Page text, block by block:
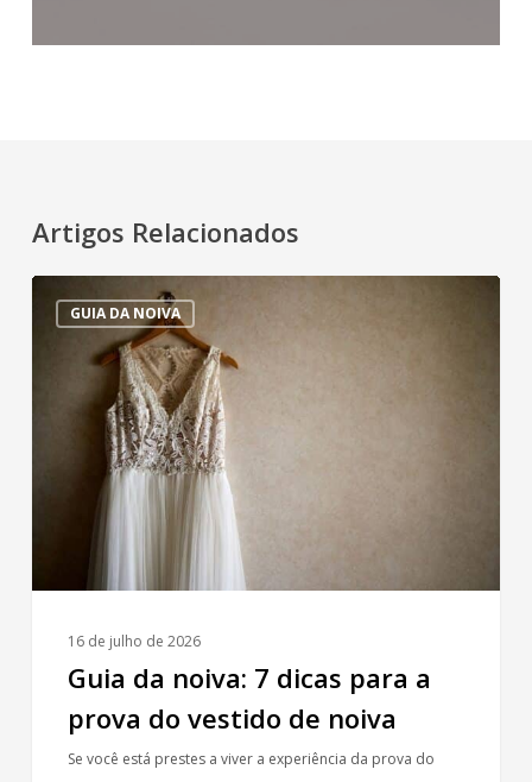
Artigos Relacionados
GUIA DA NOIVA
16 de julho de 2026
Guia da noiva: 7 dicas para a
prova do vestido de noiva
Se você está prestes a viver a experiência da prova do